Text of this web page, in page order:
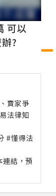
可以
?
賣家爭
法律知
#懂得法
結，預